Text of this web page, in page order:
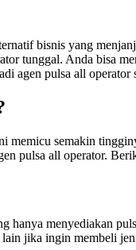
bisnis yang
tunggal. Anda bisa
agen pulsa all operator
memicu semakin
pulsa all operator.
hanya menyediakan
jika ingin membeli